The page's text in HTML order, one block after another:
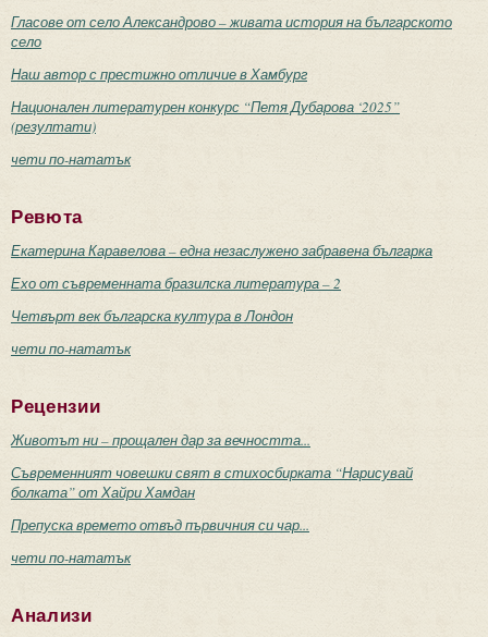
Гласове от село Александрово – живата история на българското
село
Наш автор с престижно отличие в Хамбург
Национален литературен конкурс “Петя Дубарова ‘2025”
(резултати)
чети по-нататък
Ревюта
Екатерина Каравелова – една незаслужено забравена българка
Ехо от съвременната бразилска литература – 2
Четвърт век българска култура в Лондон
чети по-нататък
Рецензии
Животът ни – прощален дар за вечността...
Съвременният човешки свят в стихосбирката “Нарисувай
болката” от Хайри Хамдан
Препуска времето отвъд първичния си чар...
чети по-нататък
Анализи